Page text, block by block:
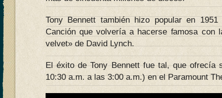
Tony Bennett también hizo popular en
Canción que volvería a hacerse famosa con
velvet» de David Lynch.
El éxito de Tony Bennett fue tal, que ofrecía
10:30 a.m. a las 3:00 a.m.) en el Paramount